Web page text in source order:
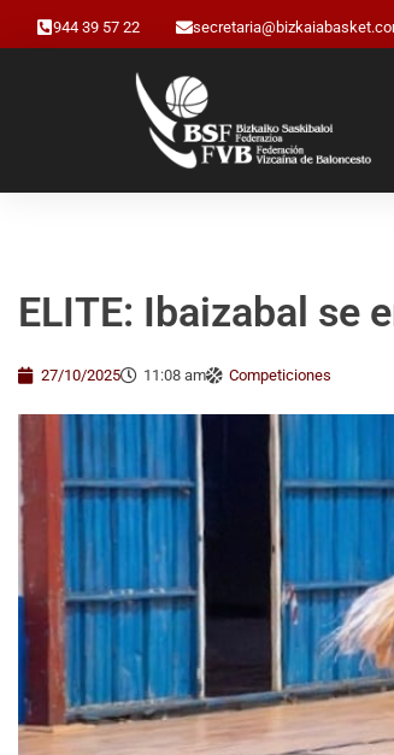
944 39 57 22
ELITE: Ibaizabal se
27/10/2025 11:08 am Competiciones